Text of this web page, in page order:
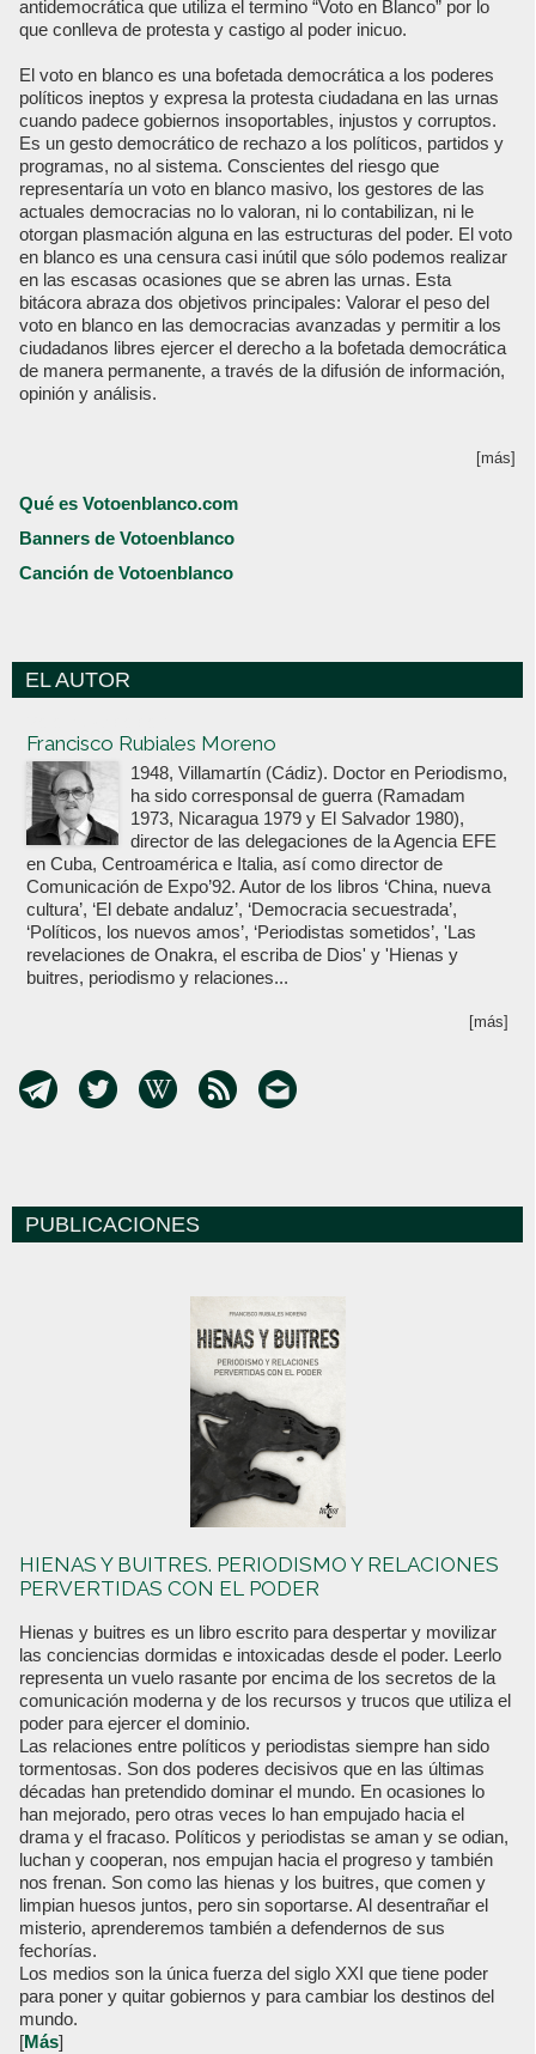
antidemocrática que utiliza el termino “Voto en Blanco” por lo
que conlleva de protesta y castigo al poder inicuo.
El voto en blanco es una bofetada democrática a los poderes
políticos ineptos y expresa la protesta ciudadana en las urnas
cuando padece gobiernos insoportables, injustos y corruptos.
Es un gesto democrático de rechazo a los políticos, partidos y
programas, no al sistema. Conscientes del riesgo que
representaría un voto en blanco masivo, los gestores de las
actuales democracias no lo valoran, ni lo contabilizan, ni le
otorgan plasmación alguna en las estructuras del poder. El voto
en blanco es una censura casi inútil que sólo podemos realizar
en las escasas ocasiones que se abren las urnas. Esta
bitácora abraza dos objetivos principales: Valorar el peso del
voto en blanco en las democracias avanzadas y permitir a los
ciudadanos libres ejercer el derecho a la bofetada democrática
de manera permanente, a través de la difusión de información,
opinión y análisis.
[más]
Qué es Votoenblanco.com
Banners de Votoenblanco
Canción de Votoenblanco
EL AUTOR
Francisco Rubiales Moreno
1948, Villamartín (Cádiz). Doctor en Periodismo,
ha sido corresponsal de guerra (Ramadam
1973, Nicaragua 1979 y El Salvador 1980),
director de las delegaciones de la Agencia EFE
en Cuba, Centroamérica e Italia, así como director de
Comunicación de Expo’92. Autor de los libros ‘China, nueva
cultura’, ‘El debate andaluz’, ‘Democracia secuestrada’,
‘Políticos, los nuevos amos’, ‘Periodistas sometidos’, 'Las
revelaciones de Onakra, el escriba de Dios' y 'Hienas y
buitres, periodismo y relaciones...
[más]
PUBLICACIONES
HIENAS Y BUITRES. PERIODISMO Y RELACIONES
PERVERTIDAS CON EL PODER
Hienas y buitres es un libro escrito para despertar y movilizar
las conciencias dormidas e intoxicadas desde el poder. Leerlo
representa un vuelo rasante por encima de los secretos de la
comunicación moderna y de los recursos y trucos que utiliza el
poder para ejercer el dominio.
Las relaciones entre políticos y periodistas siempre han sido
tormentosas. Son dos poderes decisivos que en las últimas
décadas han pretendido dominar el mundo. En ocasiones lo
han mejorado, pero otras veces lo han empujado hacia el
drama y el fracaso. Políticos y periodistas se aman y se odian,
luchan y cooperan, nos empujan hacia el progreso y también
nos frenan. Son como las hienas y los buitres, que comen y
limpian huesos juntos, pero sin soportarse. Al desentrañar el
misterio, aprenderemos también a defendernos de sus
fechorías.
Los medios son la única fuerza del siglo XXI que tiene poder
para poner y quitar gobiernos y para cambiar los destinos del
mundo.
[Más]